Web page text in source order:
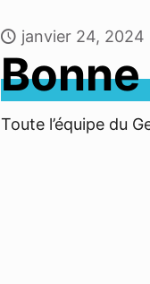
janvier 24, 2024
Toute l’équipe du